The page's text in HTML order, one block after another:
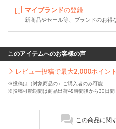
マイブランドの登録
新商品やセール等、ブランドのお得
このアイテムへのお客様の声
レビュー投稿で最大2,000ポイント
※投稿は（対象商品の）ご購入者のみ可能
※投稿可能期間は商品出荷48時間後から30日間
この商品に関